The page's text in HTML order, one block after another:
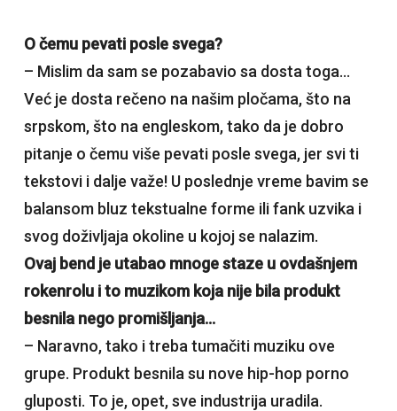
O čemu pevati posle svega?
– Mislim da sam se pozabavio sa dosta toga…
Već je dosta rečeno na našim pločama, što na
srpskom, što na engleskom, tako da je dobro
pitanje o čemu više pevati posle svega, jer svi ti
tekstovi i dalje važe! U poslednje vreme bavim se
balansom bluz tekstualne forme ili fank uzvika i
svog doživljaja okoline u kojoj se nalazim.
Ovaj bend je utabao mnoge staze u ovdašnjem
rokenrolu i to muzikom koja nije bila produkt
besnila nego promišljanja…
– Naravno, tako i treba tumačiti muziku ove
grupe. Produkt besnila su nove hip-hop porno
gluposti. To je, opet, sve industrija uradila.